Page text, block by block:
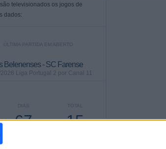
televisionados os jogos de
dados:
ÚLTIMA PARTIDA EM ABERTO
Belenenses - SC Farense
Liga Portugal 2 por Canal 11
TOTAL
15
DIAS
67